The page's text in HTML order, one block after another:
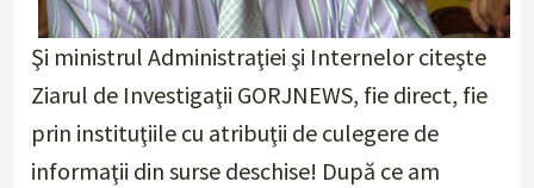
Şi ministrul Administraţiei şi Internelor citeşte
Ziarul de Investigaţii GORJNEWS, fie direct, fie
prin instituţiile cu atribuţii de culegere de
informaţii din surse deschise! După ce am